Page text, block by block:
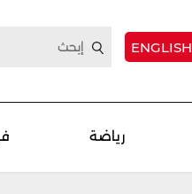
ENGLISH
رياضة